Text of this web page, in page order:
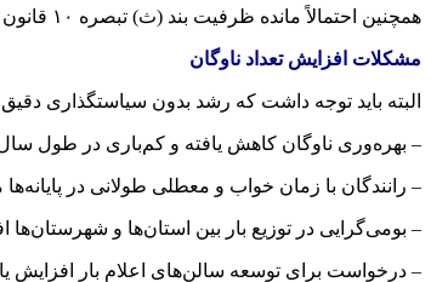
همچنین احتمالاً مانده ظرفیت بند (ث) تبصره ۱۰ قانون بودجه ۱۴۰۳ شامل واردات ۵ هزار کشنده زیر ۵ سال سن بدون نیاز به اسقاط است.
مشکلات افزایش تعداد ناوگان
البته باید توجه داشت که رشد بدون سیاستگذاری دقیق
– بهره‌وری ناوگان کاهش یافته و کم‌باری در طول
– رانندگان با زمان خواب و معطلی طولانی در پایانه‌ها
– بومی‌گرایی در توزیع بار بین استان‌ها و
– درخواست برای توسعه سالن‌های اعلام بار افزایش